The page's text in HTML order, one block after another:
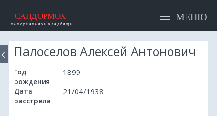
САНДОРМОХ
мемориальное кладбище
ПАМЯТНИКИ
СТАТЬИ
А
Палоселов Алексей Антонович
Год
рождения
1899
Дата
расстрела
21/04/1938